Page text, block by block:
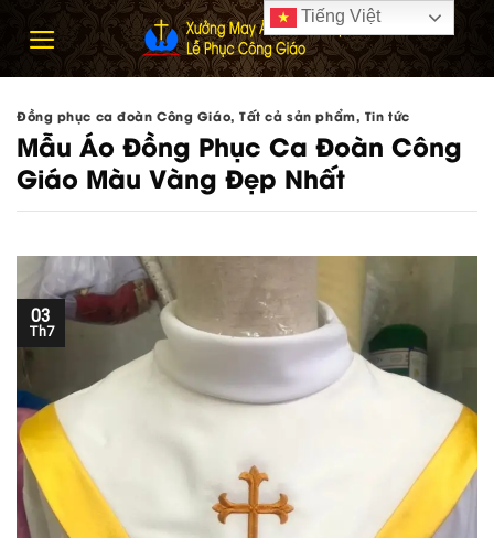
Đồng phục ca đoàn Công Giáo,Tất cả sản phẩm, Tin tức
Mẫu Áo Đồng Phục Ca Đoàn Công
Giáo Màu Vàng Đẹp Nhất
03
Th7
Tiếng Việt